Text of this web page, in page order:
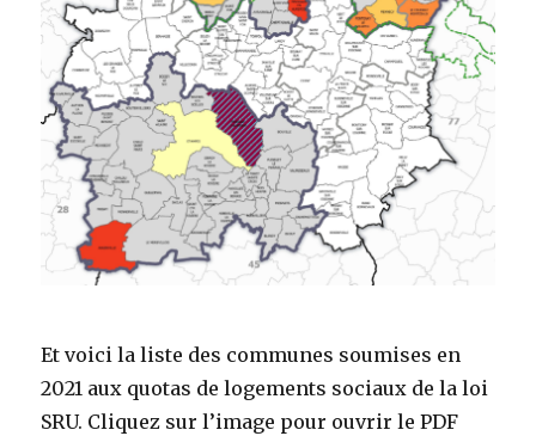
Et voici la liste des communes soumises en
2021 aux quotas de logements sociaux de la loi
SRU. Cliquez sur l’image pour ouvrir le PDF